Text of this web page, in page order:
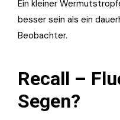
Ein kleiner
besser sein als ein
Beobachter.
Recall –
Segen?